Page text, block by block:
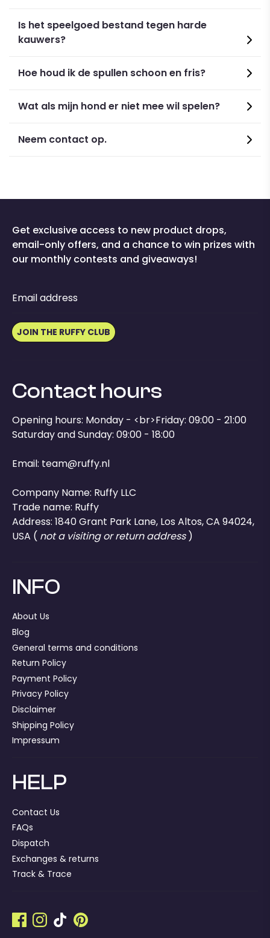
Size: XS, S, M, L, XL
Is het speelgoed bestand tegen harde
kauwers?
Hoe houd ik de spullen schoon en fris?
Wat als mijn hond er niet mee wil spelen?
Neem contact op.
Get exclusive access to new product drops,
email-only offers, and a chance to win prizes with
our monthly contests and giveaways!
Email address
JOIN THE RUFFY CLUB
Contact hours
Opening hours: Monday - <br>Friday: 09:00 - 21:00
Saturday and Sunday: 09:00 - 18:00
Email: team@ruffy.nl
Company Name: Ruffy LLC
Trade name: Ruffy
Address: 1840 Grant Park Lane, Los Altos, CA 94024,
USA ( not a visiting or return address)
INFO
About Us
Blog
General terms and conditions
Return Policy
Payment Policy
Privacy Policy
Disclaimer
Shipping Policy
Impressum
HELP
Contact Us
FAQs
Dispatch
Exchanges & returns
Track & Trace